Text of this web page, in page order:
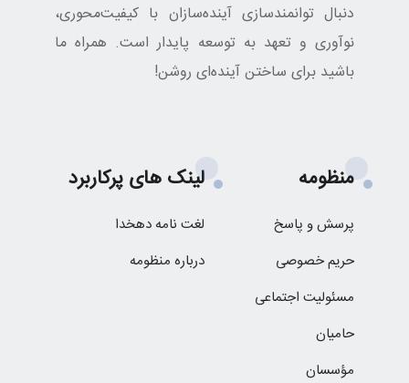
دنبال توانمندسازی آینده‌سازان با کیفیت‌محوری،
نوآوری و تعهد به توسعه پایدار است. همراه ما
باشید برای ساختن آینده‌ای روشن!
منظومه
پرسش و پاسخ
حریم خصوصی
مسئولیت اجتماعی
حامیان
مؤسسان
لینک های پرکاربرد
لغت نامه دهخدا
درباره منظومه